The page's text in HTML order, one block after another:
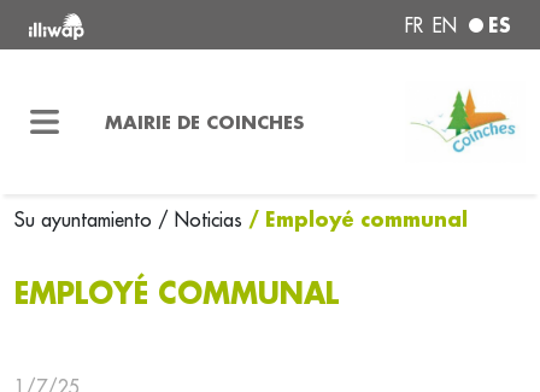
FR EN ES
MAIRIE DE COINCHES
Su ayuntamiento / Noticias / Employé communal
EMPLOYÉ COMMUNAL
1/7/25